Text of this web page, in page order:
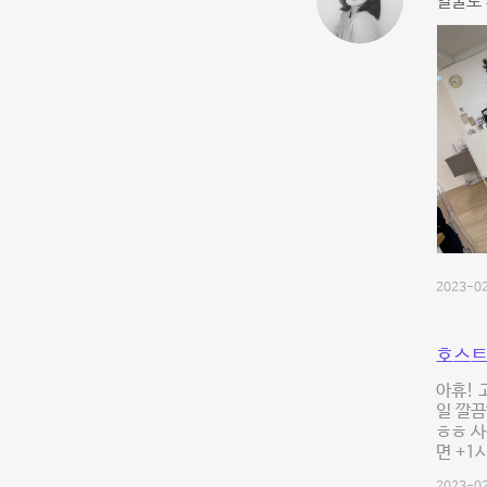
2023-
호스
아휴!
일 깔
ㅎㅎ
면 +1